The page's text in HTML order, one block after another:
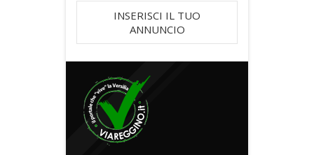
INSERISCI IL TUO
ANNUNCIO